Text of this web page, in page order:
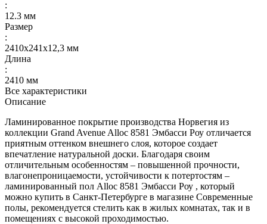
:
12.3 мм
Размер
:
2410x241x12,3 мм
Длина
:
2410 мм
Все характеристики
Описание
Ламинированное покрытие производства Норвегия из
коллекции Grand Avenue Alloc 8581 Эмбасси Роу отличается
приятным оттенком внешнего слоя, которое создает
впечатление натуральной доски. Благодаря своим
отличительным особенностям – повышенной прочности,
влагонепроницаемости, устойчивости к потертостям –
ламинированный пол Alloc 8581 Эмбасси Роу , который
можно купить в Санкт-Петербурге в магазине Современные
полы, рекомендуется стелить как в жилых комнатах, так и в
помещениях с высокой проходимостью.